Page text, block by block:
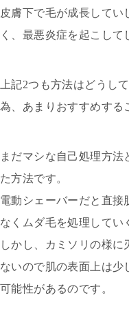
皮膚下で毛が成長してい
く、最悪炎症を起こして
上記2つも方法はどうし
為、あまりおすすめする
まだマシな自己処理方
た方法です。
電動シェーバーだと直接
なくムダ毛を処理してい
しかし、カミソリの様
ないので肌の表面上は少
可能性があるのです。